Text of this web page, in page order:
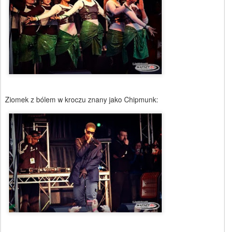
Ziomek z bólem w kroczu znany jako Chipmunk: